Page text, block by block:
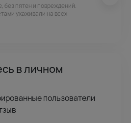
без пятен и повреждений.
ухаживали на всех
в личном
пользователи